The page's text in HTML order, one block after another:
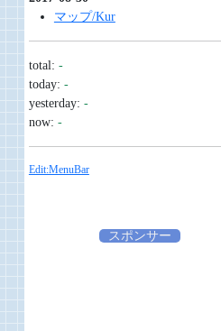
マップ/Kur
total: -
today: -
yesterday: -
now: -
Edit:MenuBar
スポンサー